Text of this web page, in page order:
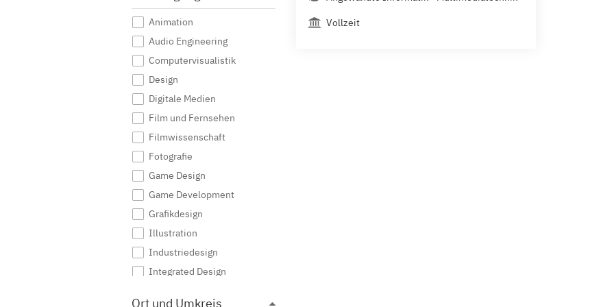
Animation
Audio Engineering
Computervisualistik
Design
Digitale Medien
Film und Fernsehen
Filmwissenschaft
Fotografie
Game Design
Game Development
Grafikdesign
Illustration
Industriedesign
Integrated Design
Ort und Umkreis
Vollzeit